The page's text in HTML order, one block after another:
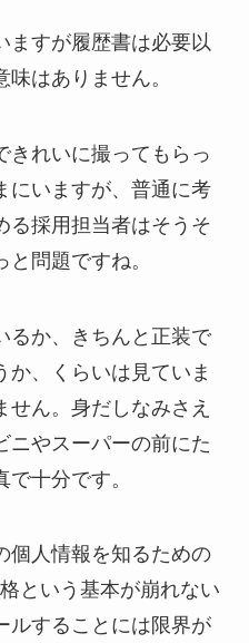
ますが履歴書は必要以
味はありません。
きれいに撮ってもらっ
にいますが、普通に考
る採用担当者はそうそ
問題ですね。
るか、きちんと正装で
か、くらいは見ていま
ん。身だしなみさえ
ニやスーパーの前にた
十分です。
個人情報を知るための
という基本が崩れない
ルすることには限界が